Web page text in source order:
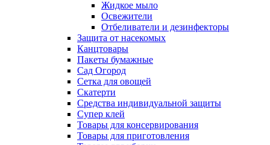
Жидкое мыло
Освежители
Отбеливатели и дезинфекторы
Защита от насекомых
Канцтовары
Пакеты бумажные
Сад Огород
Сетка для овощей
Скатерти
Средства индивидуальной защиты
Супер клей
Товары для консервирования
Товары для приготовления